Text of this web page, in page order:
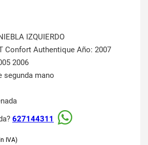
IZQUIERDO
Confort Authentique Año: 2007
2006
segunda mano
627144311